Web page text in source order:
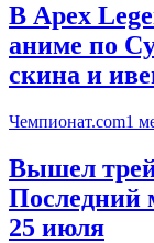
В Apex
аниме по
скина и
Чемпионат.com1
Вышел
Последний
25 июля